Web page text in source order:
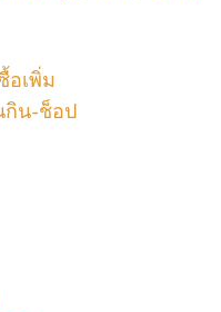
อเพิ่ม
กิน-ช็อป